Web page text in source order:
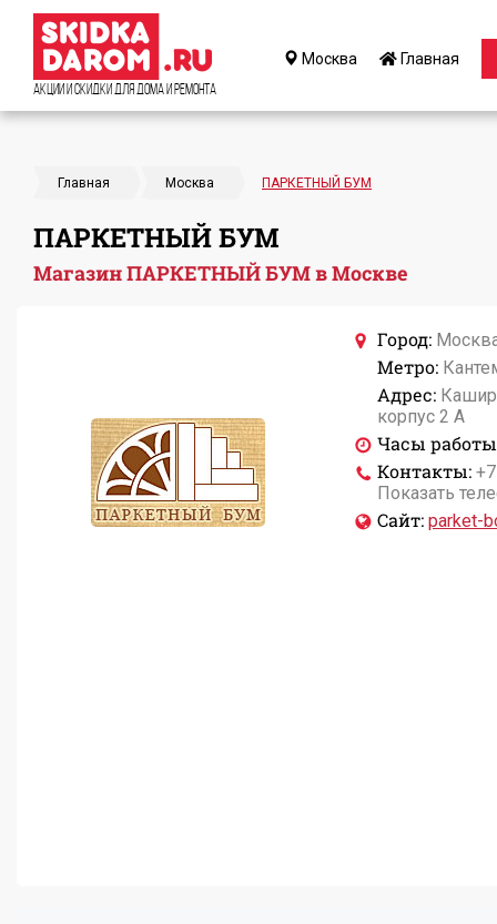
Акции и Скидки для дома и ремонта
Москва Главная
Главная Москва ПАРКЕТНЫЙ БУМ
ПАРКЕТНЫЙ БУМ
Магазин ПАРКЕТНЫЙ БУМ в Москве
Город:
Метро:
Адрес:
корпус 2 А
Часы
Контакты:
Показать
Сайт: parket-